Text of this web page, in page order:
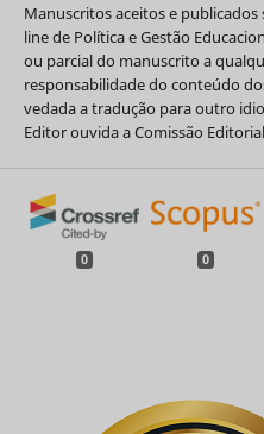
Manuscritos aceitos e
line de Política e Gestão
ou parcial do manuscrito a
responsabilidade do conteúdo
vedada a tradução para outro
Editor ouvida a Comissão
0 0